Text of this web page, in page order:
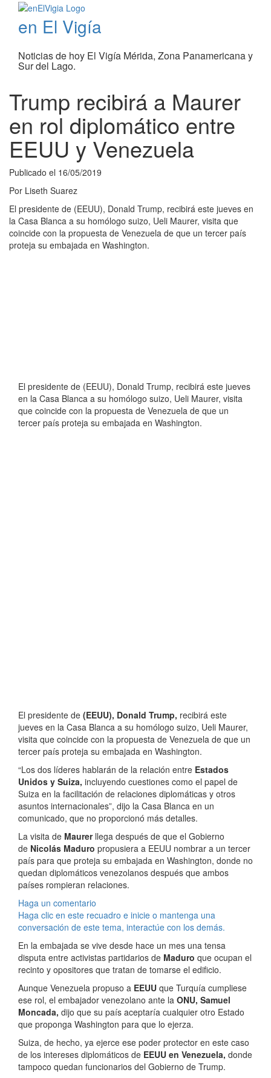
en El Vigía
Noticias de hoy El Vigía Mérida, Zona Panamericana y
Sur del Lago.
Trump recibirá a Maurer
en rol diplomático entre
EEUU y Venezuela
Publicado el 16/05/2019
Por Liseth Suarez
El presidente de (EEUU), Donald Trump, recibirá este jueves en
la Casa Blanca a su homólogo suizo, Ueli Maurer, visita que
coincide con la propuesta de Venezuela de que un tercer país
proteja su embajada en Washington.
El presidente de (EEUU), Donald Trump, recibirá este jueves
en la Casa Blanca a su homólogo suizo, Ueli Maurer, visita
que coincide con la propuesta de Venezuela de que un
tercer país proteja su embajada en Washington.
El presidente de (EEUU), Donald Trump, recibirá este
jueves en la Casa Blanca a su homólogo suizo, Ueli Maurer,
visita que coincide con la propuesta de Venezuela de que un
tercer país proteja su embajada en Washington.
“Los dos líderes hablarán de la relación entre Estados
Unidos y Suiza, incluyendo cuestiones como el papel de
Suiza en la facilitación de relaciones diplomáticas y otros
asuntos internacionales”, dijo la Casa Blanca en un
comunicado, que no proporcionó más detalles.
La visita de Maurerllega después de que el Gobierno
de Nicolás Maduro propusiera a EEUU nombrar a un tercer
país para que proteja su embajada en Washington, donde no
quedan diplomáticos venezolanos después que ambos
países rompieran relaciones.
Haga un comentario
Haga clic en este recuadro e inicie o mantenga una
conversación de este tema, interactúe con los demás.
En la embajada se vive desde hace un mes una tensa
disputa entre activistas partidarios de Maduro que ocupan el
recinto y opositores que tratan de tomarse el edificio.
Aunque Venezuela propuso a EEUU que Turquía cumpliese
ese rol, el embajador venezolano ante la ONU, Samuel
Moncada, dijo que su país aceptaría cualquier otro Estado
que proponga Washington para que lo ejerza.
Suiza, de hecho, ya ejerce ese poder protector en este caso
de los intereses diplomáticos de EEUU en Venezuela, donde
tampoco quedan funcionarios del Gobierno de Trump.